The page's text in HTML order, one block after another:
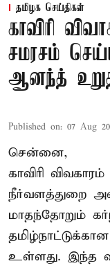
தமிழக செய்திகள்
காவிரி
சமரசம்
ஆனந்த்
Published on: 07 Aug
சென்னை,
காவிரி
நீர்வளத்துறை
மாதந்தோறும்
உள்ளது. இந்த